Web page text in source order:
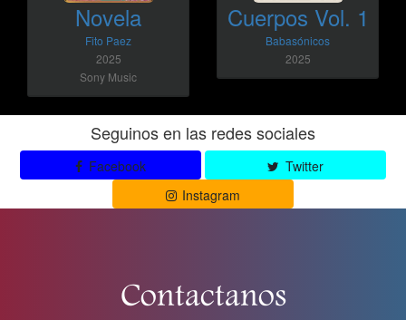
Novela
Fito Paez
2025
Sony Music
Cuerpos Vol. 1
Babasónicos
2025
Seguinos en las redes sociales
Facebook
Twitter
Instagram
Contactanos